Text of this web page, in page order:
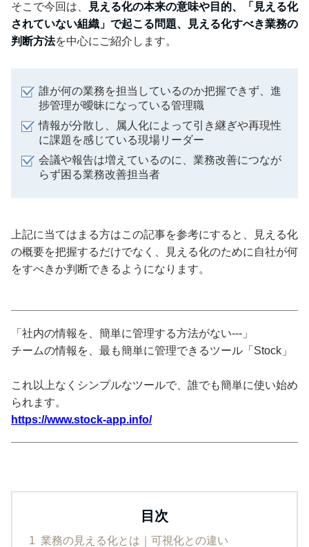
そこで今回は、
見える化の本来の意味や目的、「見える化
されていない組織」で起こる問題、見える化すべき業務の
判断方法を中心にご紹介します。
誰が何の業務を担当しているのか把握できず、進
捗管理が曖昧になっている管理職
情報が分散し、属人化によって引き継ぎや再現性
に課題を感じている現場リーダー
会議や報告は増えているのに、業務改善につなが
らず困る業務改善担当者
上記に当てはまる方はこの記事を参考にすると、見える化
の概要を把握するだけでなく、見える化のために自社が何
をすべきか判断できるようになります。
「社内の情報を、簡単に管理する方法がない---」
チームの情報を、最も簡単に管理できるツール「Stock」
これ以上なくシンプルなツールで、誰でも簡単に使い始め
られます。
https://www.stock-app.info/
目次
1 業務の見える化とは｜可視化との違い